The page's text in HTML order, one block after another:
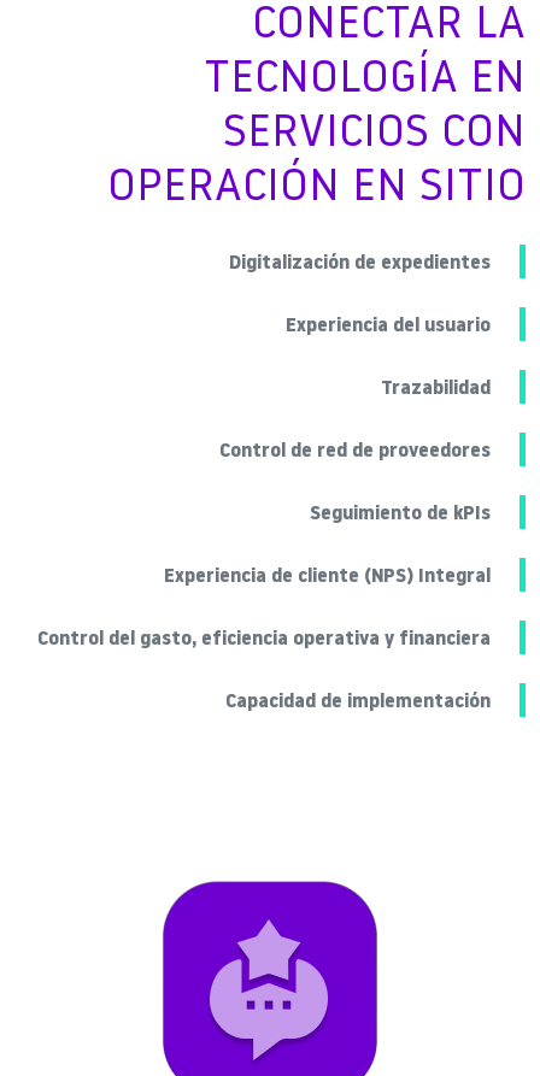
CONECTAR LA
TECNOLOGÍA EN
SERVICIOS CON
OPERACIÓN EN SITIO
Digitalización de expedientes
Experiencia del usuario
Trazabilidad
Control de red de proveedores
Seguimiento de kPIs
Experiencia de cliente (NPS) Integral
Control del gasto, eficiencia operativa y financiera
Capacidad de implementación